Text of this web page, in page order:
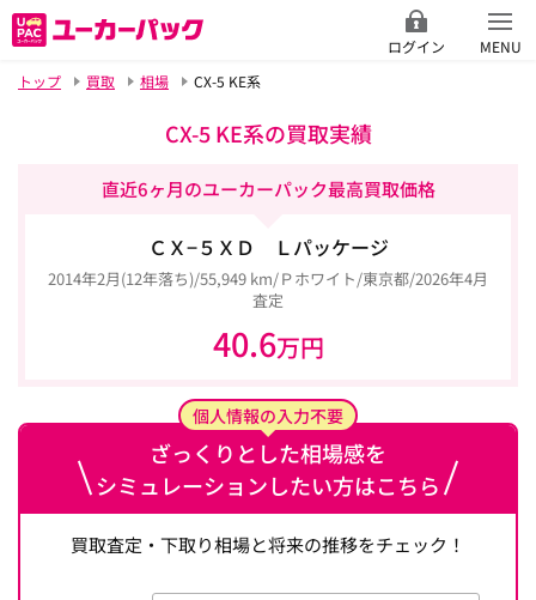
ログイン
MENU
トップ
買取 相場 CX-5 KE系
CX-5 KE系の買取実績
直近6ヶ月のユーカーパック最高買取価格
ＣＸ−５ＸＤ Ｌパッケージ
2014年2月(12年落ち)/55,949 km/Ｐホワイト/東京都/2026年4月
査定
40.6万円
ざっくりとした相場感を
シミュレーションしたい方はこちら
個人情報の入力不要
買取査定・下取り相場と将来の推移をチェック！